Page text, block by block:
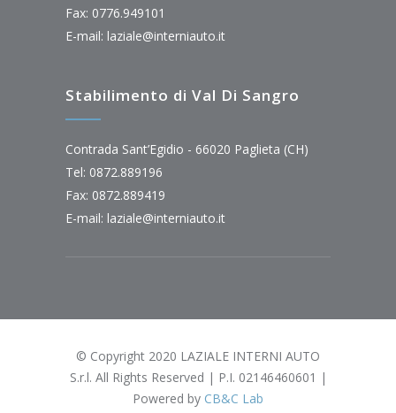
Fax: 0776.949101
E-mail: laziale@interniauto.it
Stabilimento di Val Di Sangro
Contrada Sant’Egidio - 66020 Paglieta (CH)
Tel: 0872.889196
Fax: 0872.889419
E-mail: laziale@interniauto.it
© Copyright 2020 LAZIALE INTERNI AUTO
S.r.l. All Rights Reserved | P.I. 02146460601 |
Powered by CB&C Lab